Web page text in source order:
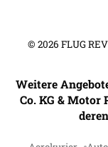
© 2026 FLUG
Weitere
Co. KG & Motor